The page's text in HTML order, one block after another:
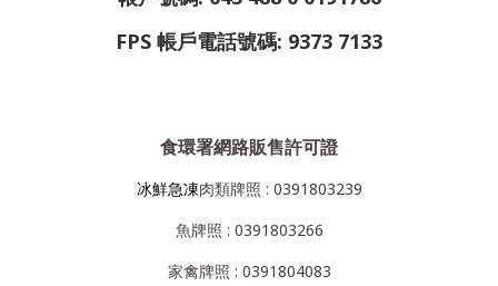
FPS 帳戶電話號碼: 9373 7133
食環署網路販售許可證
冰鮮急凍肉類牌照 : 0391803239
魚牌照 : 0391803266
家禽牌照 : 0391804083